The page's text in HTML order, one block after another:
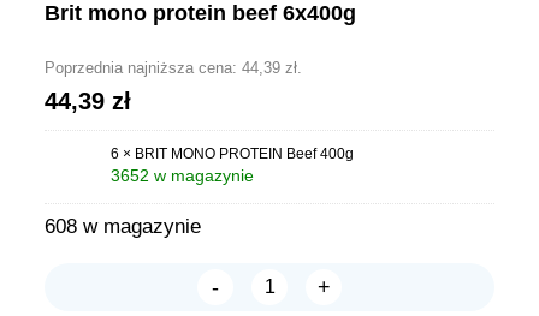
brit mono protein beef 6x400g
Poprzednia najniższa cena:44,39zł.
44,39zł
6 × BRIT MONO PROTEIN Beef 400g
3652 w magazynie
608 w magazynie
-
ilość
+